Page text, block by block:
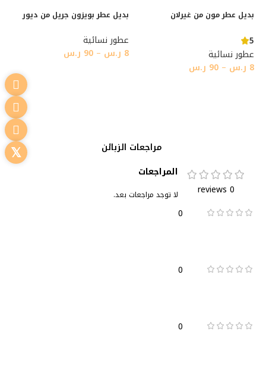
بديل عطر مون من غيرلان
5
عطور نسائية
8 ر.س –
90 ر.س
بديل عطر بويزون جريل من ديور
عطور نسائية
8 ر.س –
90 ر.س
مراجعات الزبائن
0 reviews
0
0
0
المراجعات
لا توجد مراجعات بعد.